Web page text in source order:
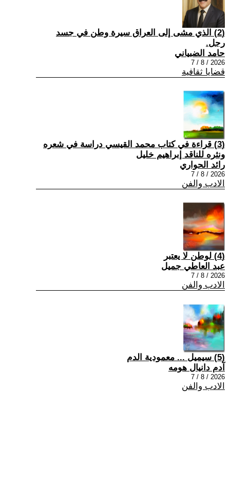
(2) الذي مشى إلى العراق سيرة وطن في جسد
رجل.
حامد الضبياني
2026 / 8 / 7
قضايا ثقافية
(3) قراءة في كتاب محمد القيسي دراسة في شعره
ونثره للناقد إبراهيم خليل
رائد الحواري
2026 / 8 / 7
الادب والفن
(4) لوطن لا يعتبر
عبد العاطي جميل
2026 / 8 / 7
الادب والفن
(5) سيميل ... معمودية الدم
آدم دانيال هومه
2026 / 8 / 7
الادب والفن